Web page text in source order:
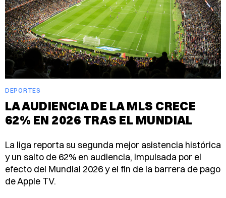
DEPORTES
LA AUDIENCIA DE LA MLS CRECE
62% EN 2026 TRAS EL MUNDIAL
La liga reporta su segunda mejor asistencia histórica
y un salto de 62% en audiencia, impulsada por el
efecto del Mundial 2026 y el fin de la barrera de pago
de Apple TV.